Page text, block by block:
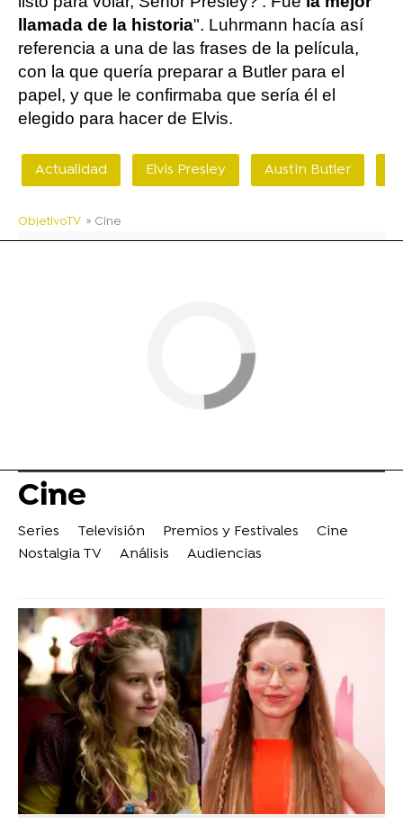
llamada de la historia". Luhrmann hacía así
referencia a una de las frases de la película,
con la que quería preparar a Butler para el
papel, y que le confirmaba que sería él el
elegido para hacer de Elvis.
Actualidad Elvis Presley Austin Butler
ObjetivoTV » Cine
Cine
Series Televisión Premios y Festivales
Cine
Nostalgia TV
Análisis Audiencias